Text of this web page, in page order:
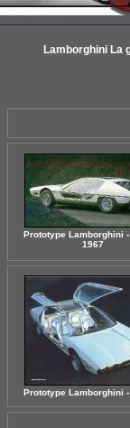
Lamborghini La
Prototype Lamborghini
1967
Prototype Lamborghini